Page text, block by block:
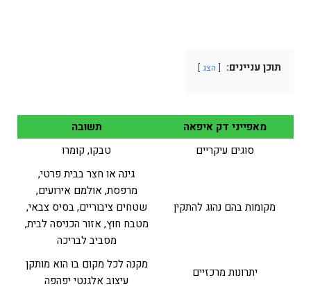
תוכן עניינים: הצג
מאפייני דק איפאה
תשובה
סוגים עיקריים
טבקו, קומרו
מקומות בהם נהוג להתקין
גינה או חצר בבית פרטי,
מרפסת, אולמם אירועים,
שטחים ציבוריים, בסיס צבאי,
מטבח חוץ, אזור הכניסה לבית,
מסביב לבריכה
יתרונות מרכזיים
מקנה לכל מקום בו הוא מותקן
עיצוב אלגנטי יפהפה